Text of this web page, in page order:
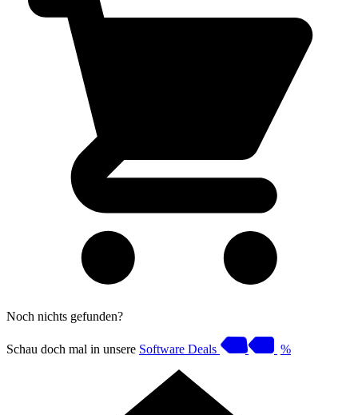
Noch nichts gefunden?
Schau doch mal in unsere Software Deals %